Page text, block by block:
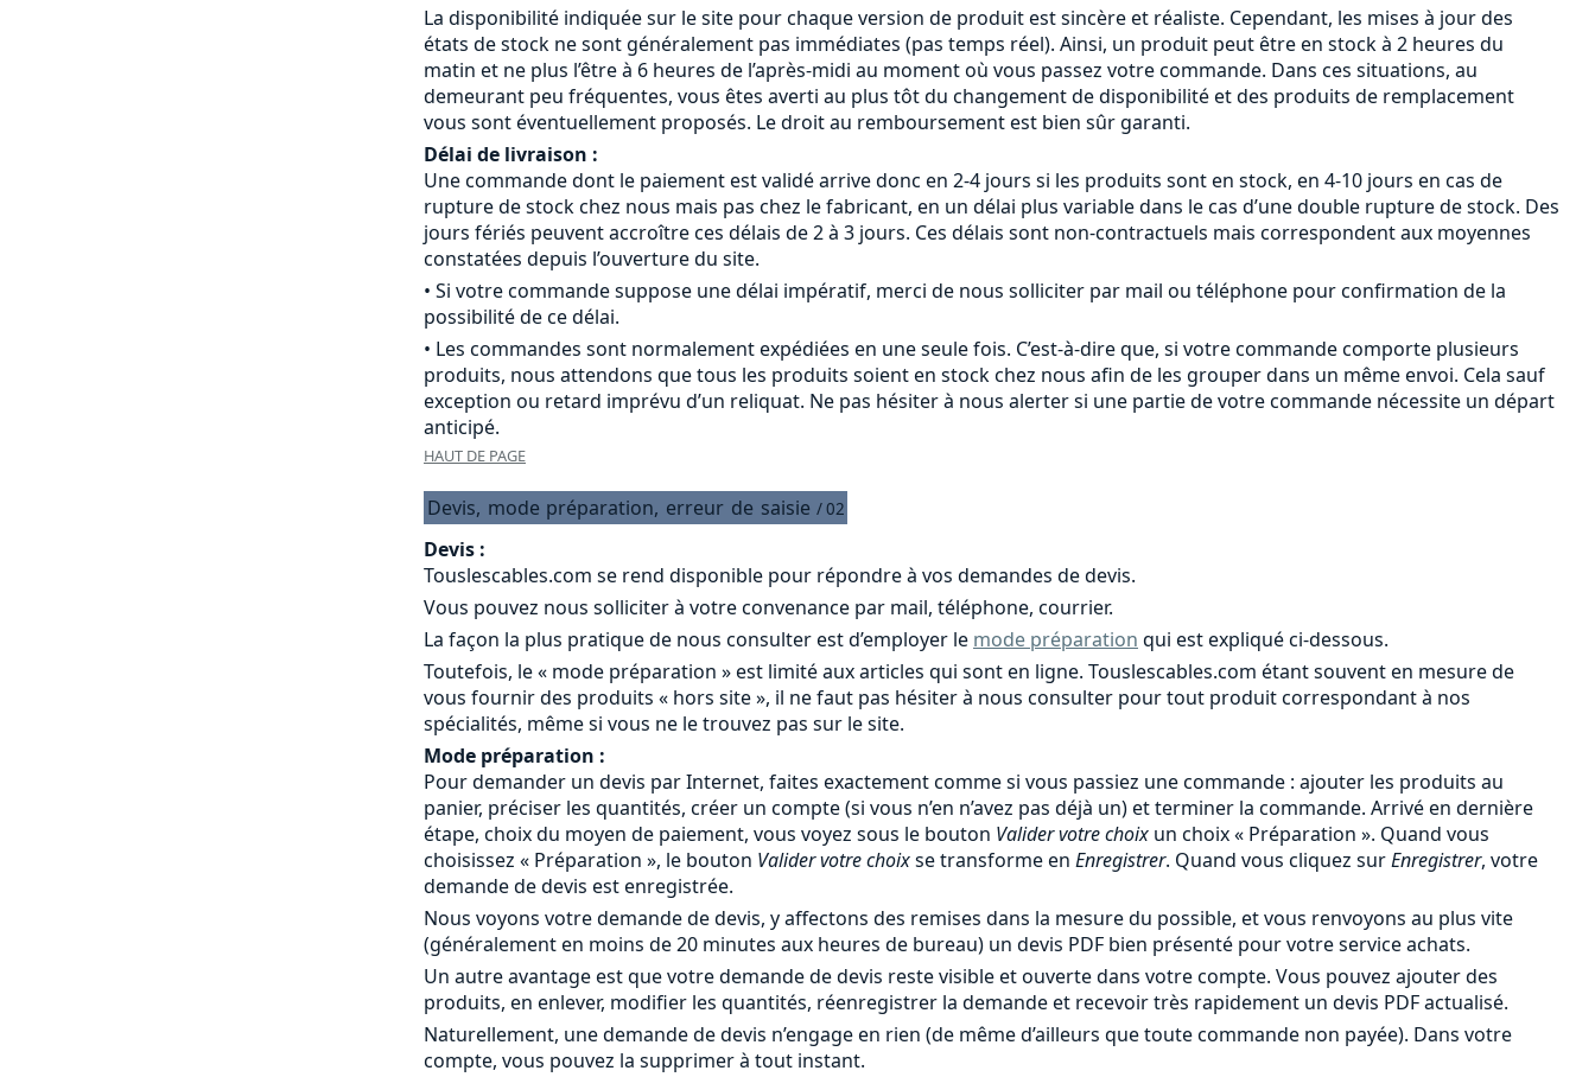
La disponibilité indiquée sur le site pour chaque version de produit est sincère et réaliste. Cependant, les mises à jour des
états de stock ne sont généralement pas immédiates (pas temps réel). Ainsi, un produit peut être en stock à 2 heures du
matin et ne plus l’être à 6 heures de l’après-midi au moment où vous passez votre commande. Dans ces situations, au
demeurant peu fréquentes, vous êtes averti au plus tôt du changement de disponibilité et des produits de remplacement
vous sont éventuellement proposés. Le droit au remboursement est bien sûr garanti.
Délai de livraison :
Une commande dont le paiement est validé arrive donc en 2-4 jours si les produits sont en stock, en 4-10 jours en cas de
rupture de stock chez nous mais pas chez le fabricant, en un délai plus variable dans le cas d’une double rupture de stock. Des
jours fériés peuvent accroître ces délais de 2 à 3 jours. Ces délais sont non-contractuels mais correspondent aux moyennes
constatées depuis l’ouverture du site.
• Si votre commande suppose une délai impératif, merci de nous solliciter par mail ou téléphone pour confirmation de la
possibilité de ce délai.
• Les commandes sont normalement expédiées en une seule fois. C’est-à-dire que, si votre commande comporte plusieurs
produits, nous attendons que tous les produits soient en stock chez nous afin de les grouper dans un même envoi. Cela sauf
exception ou retard imprévu d’un reliquat. Ne pas hésiter à nous alerter si une partie de votre commande nécessite un départ
anticipé.
HAUT DE PAGE
Devis, mode préparation, erreur de saisie / 02
Devis :
Touslescables.com se rend disponible pour répondre à vos demandes de devis.
Vous pouvez nous solliciter à votre convenance par mail, téléphone, courrier.
La façon la plus pratique de nous consulter est d’employer le mode préparation qui est expliqué ci-dessous.
Toutefois, le « mode préparation » est limité aux articles qui sont en ligne. Touslescables.com étant souvent en mesure de
vous fournir des produits « hors site », il ne faut pas hésiter à nous consulter pour tout produit correspondant à nos
spécialités, même si vous ne le trouvez pas sur le site.
Mode préparation :
Pour demander un devis par Internet, faites exactement comme si vous passiez une commande : ajouter les produits au
panier, préciser les quantités, créer un compte (si vous n’en n’avez pas déjà un) et terminer la commande. Arrivé en dernière
étape, choix du moyen de paiement, vous voyez sous le bouton Valider votre choix un choix « Préparation ». Quand vous
choisissez « Préparation », le bouton Valider votre choixse transforme en Enregistrer. Quand vous cliquez surEnregistrer, votre
demande de devis est enregistrée.
Nous voyons votre demande de devis, y affectons des remises dans la mesure du possible, et vous renvoyons au plus vite
(généralement en moins de 20 minutes aux heures de bureau) un devis PDF bien présenté pour votre service achats.
Un autre avantage est que votre demande de devis reste visible et ouverte dans votre compte. Vous pouvez ajouter des
produits, en enlever, modifier les quantités, réenregistrer la demande et recevoir très rapidement un devis PDF actualisé.
Naturellement, une demande de devis n’engage en rien (de même d’ailleurs que toute commande non payée). Dans votre
compte, vous pouvez la supprimer à tout instant.